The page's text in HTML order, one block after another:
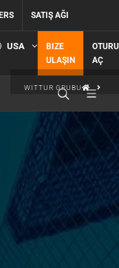
SATIŞ AĞI
USA
BIZE
ULAŞIN
AÇ
WITTUR GRUBU